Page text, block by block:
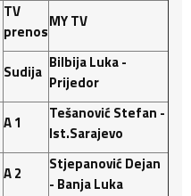
TV
prenos
MY TV
Sudija Bilbija Luka -
Prijedor
A 1
Tešanović Stefan -
Ist.Sarajevo
A 2
Stjepanović Dejan
- Banja Luka